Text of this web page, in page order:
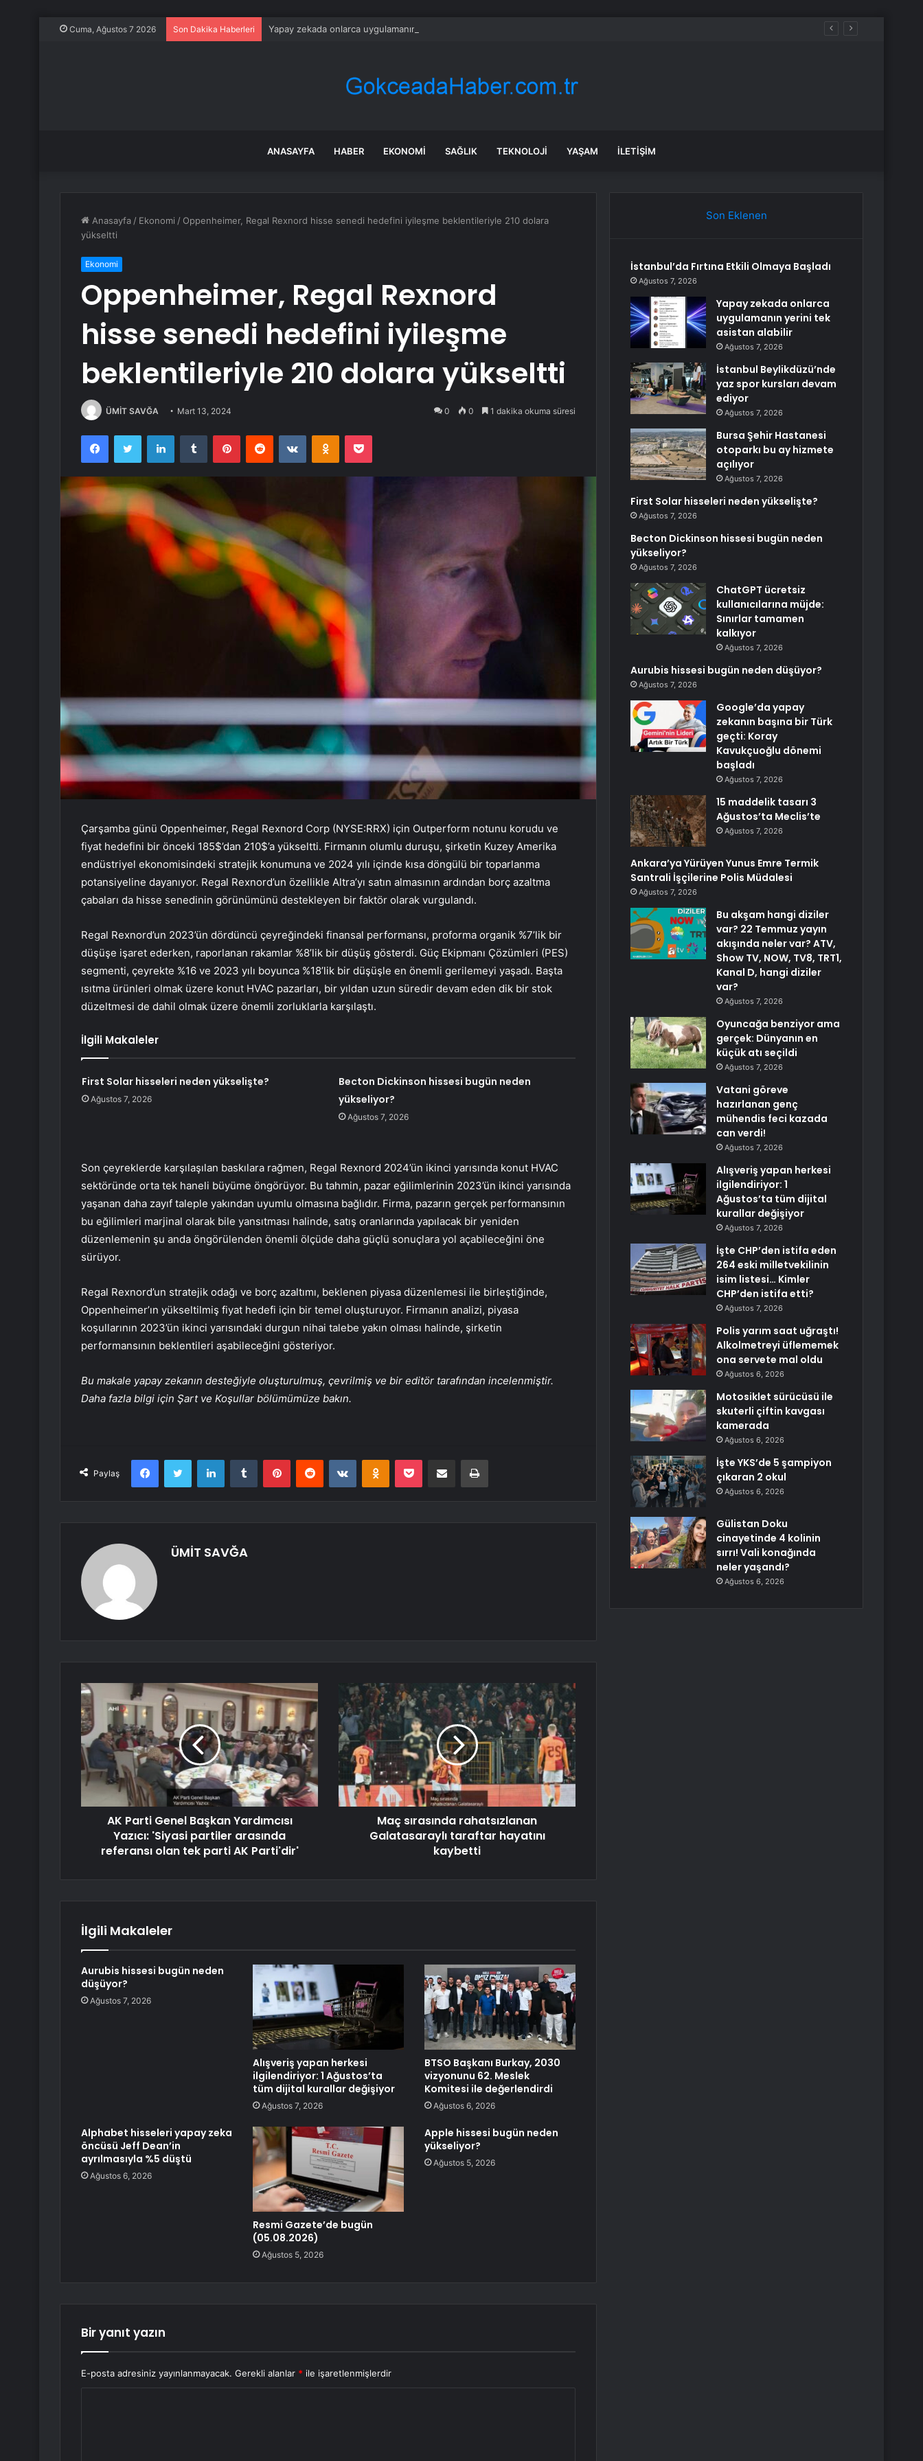
Cuma, Ağustos 7 2026 Son Dakika Haberleri Yapay zekada onlarca uygulamanın yerini tek asistan alabilir
ANASAYFA HABER EKONOMI SAĞLIK TEKNOLOJI YAŞAM İLETIŞIM
Anasayfa / Ekonomi / Oppenheimer, Regal Rexnord hisse senedi hedefini iyileşme beklentileriyle 210 dolara
yükseltti
Ekonomi
Oppenheimer, Regal Rexnord
hisse senedi hedefini iyileşme
beklentileriyle 210 dolara yükseltti
ÜMİT SAVĞA Mart 13, 2024 0 0 1 dakika okuma süresi
FacebookTwitter LinkedInTumblr PinterestReddit VKontakteOdnoklassniki
Pocket
Çarşamba günü Oppenheimer, Regal Rexnord Corp (NYSE:RRX) için Outperform notunu korudu ve
fiyat hedefini bir önceki 185$’dan 210$’a yükseltti. Firmanın olumlu duruşu, şirketin Kuzey Amerika
endüstriyel ekonomisindeki stratejik konumuna ve 2024 yılı içinde kısa döngülü bir toparlanma
potansiyeline dayanıyor. Regal Rexnord’un özellikle Altra’yı satın almasının ardından borç azaltma
çabaları da hisse senedinin görünümünü destekleyen bir faktör olarak vurgulandı.
Regal Rexnord’un 2023’ün dördüncü çeyreğindeki finansal performansı, proforma organik %7’lik bir
düşüşe işaret ederken, raporlanan rakamlar %8’lik bir düşüş gösterdi. Güç Ekipmanı Çözümleri (PES)
segmenti, çeyrekte %16 ve 2023 yılı boyunca %18’lik bir düşüşle en önemli gerilemeyi yaşadı. Başta
ısıtma ürünleri olmak üzere konut HVAC pazarları, bir yıldan uzun süredir devam eden dik bir stok
düzeltmesi de dahil olmak üzere önemli zorluklarla karşılaştı.
İlgili Makaleler
First Solar hisseleri neden yükselişte?
Ağustos 7, 2026
Becton Dickinson hissesi bugün neden
yükseliyor?
Ağustos 7, 2026
Son çeyreklerde karşılaşılan baskılara rağmen, Regal Rexnord 2024’ün ikinci yarısında konut HVAC
sektöründe orta tek haneli büyüme öngörüyor. Bu tahmin, pazar eğilimlerinin 2023’ün ikinci yarısında
yaşanan daha zayıf taleple yakından uyumlu olmasına bağlıdır. Firma, pazarın gerçek performansının
bu eğilimleri marjinal olarak bile yansıtması halinde, satış oranlarında yapılacak bir yeniden
düzenlemenin şu anda öngörülenden önemli ölçüde daha güçlü sonuçlara yol açabileceğini öne
sürüyor.
Regal Rexnord’un stratejik odağı ve borç azaltımı, beklenen piyasa düzenlemesi ile birleştiğinde,
Oppenheimer’ın yükseltilmiş fiyat hedefi için bir temel oluşturuyor. Firmanın analizi, piyasa
koşullarının 2023’ün ikinci yarısındaki durgun nihai talebe yakın olması halinde, şirketin
performansının beklentileri aşabileceğini gösteriyor.
Bu makale yapay zekanın desteğiyle oluşturulmuş, çevrilmiş ve bir editör tarafından incelenmiştir.
Daha fazla bilgi için Şart ve Koşullar bölümümüze bakın.
Paylaş
FacebookTwitter LinkedInTumblr PinterestReddit VKontakteOdnoklassniki
Pocket E-Posta ile paylaş Yazdır
ÜMİT SAVĞA
AK Parti Genel Başkan Yardımcısı
Yazıcı: 'Siyasi partiler arasında
referansı olan tek parti AK Parti'dir'
Maç sırasında rahatsızlanan
Galatasaraylı taraftar hayatını
kaybetti
İlgili Makaleler
Aurubis hissesi bugün neden
düşüyor?
Ağustos 7, 2026
Alışveriş yapan herkesi
ilgilendiriyor: 1 Ağustos’ta
tüm dijital kurallar değişiyor
Ağustos 7, 2026
BTSO Başkanı Burkay, 2030
vizyonunu 62. Meslek
Komitesi ile değerlendirdi
Ağustos 6, 2026
Alphabet hisseleri yapay zeka
öncüsü Jeff Dean’in
ayrılmasıyla %5 düştü
Ağustos 6, 2026
Resmi Gazete’de bugün
(05.08.2026)
Ağustos 5, 2026
Apple hissesi bugün neden
yükseliyor?
Ağustos 5, 2026
Bir yanıt yazın
E-posta adresiniz yayınlanmayacak. Gerekli alanlar * ile işaretlenmişlerdir
Son Eklenen
İstanbul’da Fırtına Etkili Olmaya Başladı
Ağustos 7, 2026
Yapay zekada onlarca
uygulamanın yerini tek
asistan alabilir
Ağustos 7, 2026
İstanbul Beylikdüzü’nde
yaz spor kursları devam
ediyor
Ağustos 7, 2026
Bursa Şehir Hastanesi
otoparkı bu ay hizmete
açılıyor
Ağustos 7, 2026
First Solar hisseleri neden yükselişte?
Ağustos 7, 2026
Becton Dickinson hissesi bugün neden
yükseliyor?
Ağustos 7, 2026
ChatGPT ücretsiz
kullanıcılarına müjde:
Sınırlar tamamen
kalkıyor
Ağustos 7, 2026
Aurubis hissesi bugün neden düşüyor?
Ağustos 7, 2026
Google’da yapay
zekanın başına bir Türk
geçti: Koray
Kavukçuoğlu dönemi
başladı
Ağustos 7, 2026
15 maddelik tasarı 3
Ağustos’ta Meclis’te
Ağustos 7, 2026
Ankara’ya Yürüyen Yunus Emre Termik
Santrali İşçilerine Polis Müdalesi
Ağustos 7, 2026
Bu akşam hangi diziler
var? 22 Temmuz yayın
akışında neler var? ATV,
Show TV, NOW, TV8, TRT1,
Kanal D, hangi diziler
var?
Ağustos 7, 2026
Oyuncağa benziyor ama
gerçek: Dünyanın en
küçük atı seçildi
Ağustos 7, 2026
Vatani göreve
hazırlanan genç
mühendis feci kazada
can verdi!
Ağustos 7, 2026
Alışveriş yapan herkesi
ilgilendiriyor: 1
Ağustos’ta tüm dijital
kurallar değişiyor
Ağustos 7, 2026
İşte CHP’den istifa eden
264 eski milletvekilinin
isim listesi… Kimler
CHP’den istifa etti?
Ağustos 7, 2026
Polis yarım saat uğraştı!
Alkolmetreyi üflememek
ona servete mal oldu
Ağustos 6, 2026
Motosiklet sürücüsü ile
skuterli çiftin kavgası
kamerada
Ağustos 6, 2026
İşte YKS’de 5 şampiyon
çıkaran 2 okul
Ağustos 6, 2026
Gülistan Doku
cinayetinde 4 kolinin
sırrı! Vali konağında
neler yaşandı?
Ağustos 6, 2026